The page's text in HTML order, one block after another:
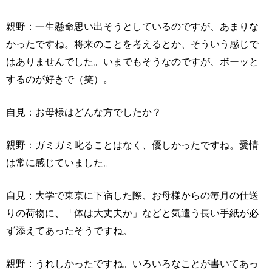
親野：一生懸命思い出そうとしているのですが、あまりな
かったですね。将来のことを考えるとか、そういう感じで
はありませんでした。いまでもそうなのですが、ボーッと
するのが好きで（笑）。
自見：お母様はどんな方でしたか？
親野：ガミガミ叱ることはなく、優しかったですね。愛情
は常に感じていました。
自見：大学で東京に下宿した際、お母様からの毎月の仕送
りの荷物に、「体は大丈夫か」などと気遣う長い手紙が必
ず添えてあったそうですね。
親野：うれしかったですね。いろいろなことが書いてあっ